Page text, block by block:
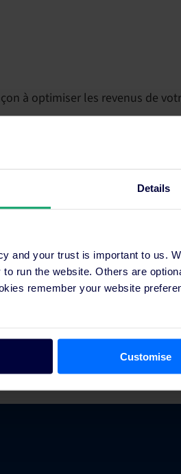
Details
and your trust is important to us.
run the website. Others are
remember your website
Customise
à optimiser les revenus de
rentable d’un hôtel.
fondamentaux de la
améliorer la rentabilité de